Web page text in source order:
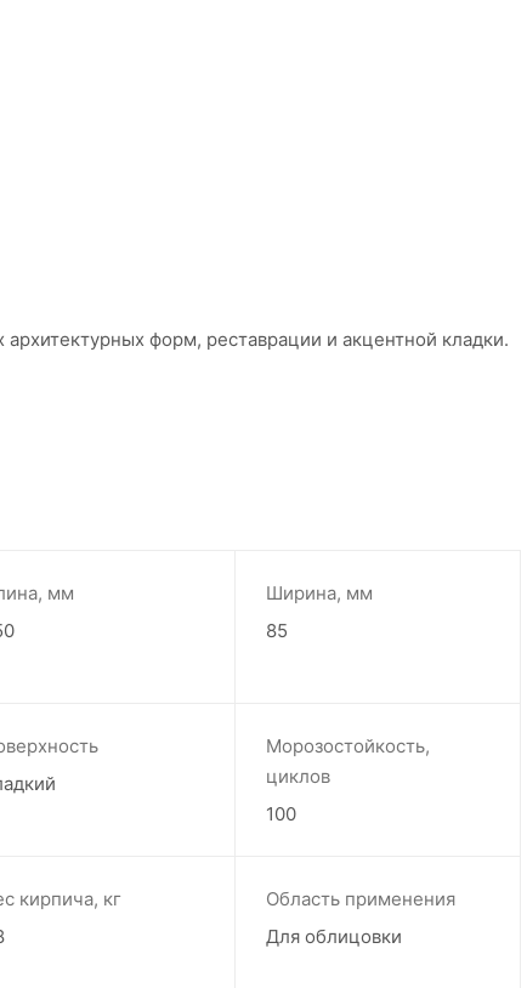
форм, реставрации и акцентной кладки.
мм
Ширина, мм
85
Морозостойкость,
циклов
100
кирпича, кг
Область применения
Для облицовки